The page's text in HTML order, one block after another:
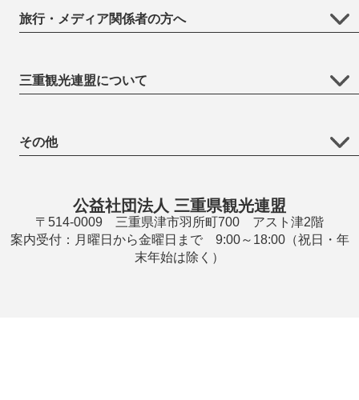
旅行・メディア関係者の方へ
三重観光連盟について
その他
公益社団法人 三重県観光連盟
〒514-0009 三重県津市羽所町700 アスト津2階
案内受付：月曜日から金曜日まで 9:00～18:00（祝日・年
末年始は除く）